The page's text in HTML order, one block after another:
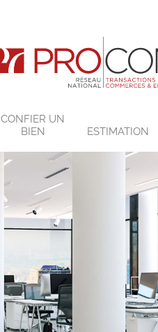
CONFIER UN
BIEN
ESTIMATION